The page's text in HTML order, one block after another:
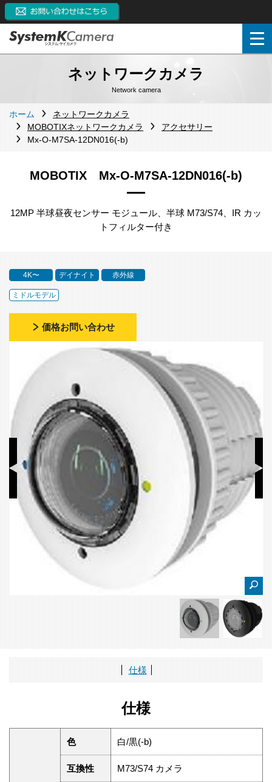
ネットワークカメラ
Network camera
ホーム
ネットワークカメラ
MOBOTIXネットワークカメラ
アクセサリー
Mx-O-M7SA-12DN016(-b)
MOBOTIX Mx-O-M7SA-12DN016(-b)
12MP 半球昼夜センサー モジュール、半球 M73/S74、IR カッ
トフィルター付き
4K〜 デイナイト 赤外線
ミドルモデル
価格お問い合わせ
仕様
仕様
色 白/黒(-b)
互換性 M73/S74 カメラ